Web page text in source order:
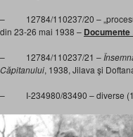
– 12784/110237/20 –
din 23-26 mai 1938 –
– 12784/110237/21 –
Căpitanului, 1938, Jilava şi
– I-234980/83490 – diverse